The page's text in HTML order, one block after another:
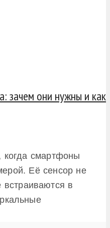
зачем они нужны и как
смартфоны
Её сенсор не
встраиваются в